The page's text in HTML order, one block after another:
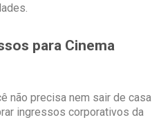
para Cinema
não precisa nem sair de casa
ingressos corporativos da